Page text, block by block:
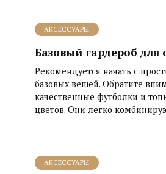
АКСЕССУАРЫ
Базовый гардероб для
Рекомендуется начать с
базовых вещей. Обратите
качественные футболки и
цветов. Они легко
АКСЕССУАРЫ